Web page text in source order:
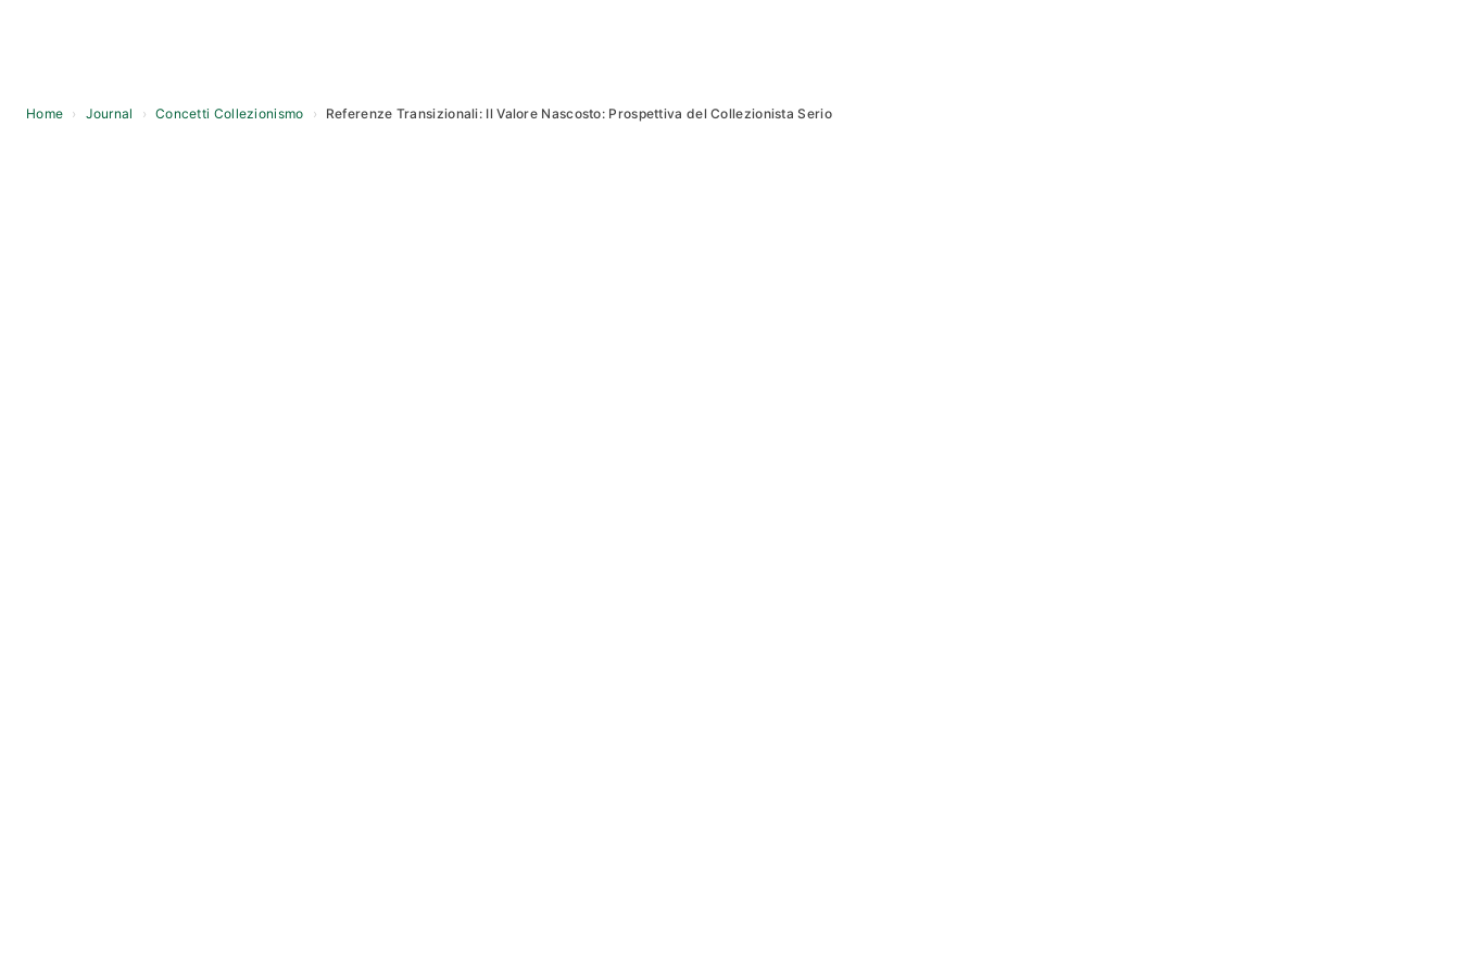
Home › Journal › Concetti Collezionismo › Referenze Transizionali: Il Valore Nascosto: Prospettiva del Collezionista Serio